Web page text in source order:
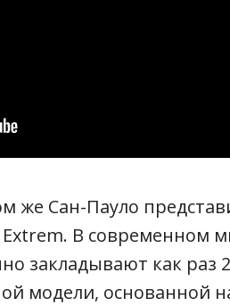
же Сан-Пауло
В современном
закладывают как раз
модели, основанной